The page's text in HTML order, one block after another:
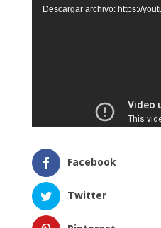
deDescargar archivo: https://
Facebook
Twitter